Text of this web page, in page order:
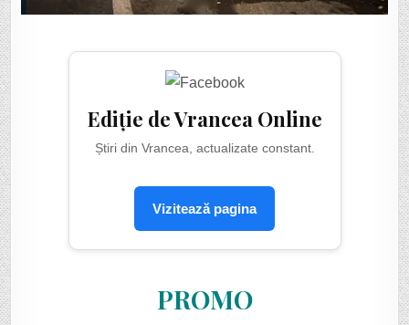
Ediție de Vrancea Online
Știri din Vrancea, actualizate constant.
Vizitează pagina
PROMO